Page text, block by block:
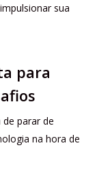
sua
para
parar de
na hora de